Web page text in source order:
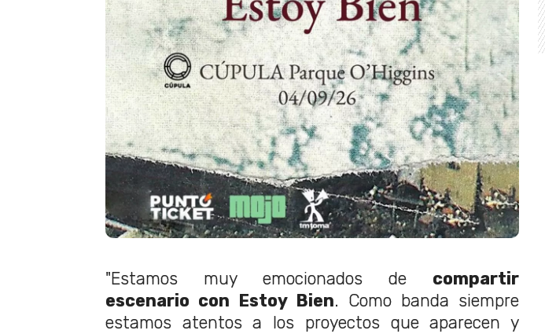
"Estamos muy emocionados de compartir
escenario con Estoy Bien. Como banda siempre
estamos atentos a los proyectos que aparecen y